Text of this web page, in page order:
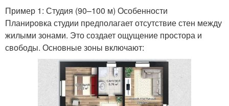
Пример 1: Студия (90–100 м) Особенности
Планировка студии предполагает отсутствие стен между
жилыми зонами. Это создает ощущение простора и
свободы. Основные зоны включают: